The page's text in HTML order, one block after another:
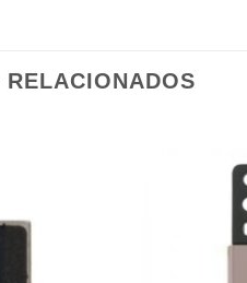
RELACIONADOS